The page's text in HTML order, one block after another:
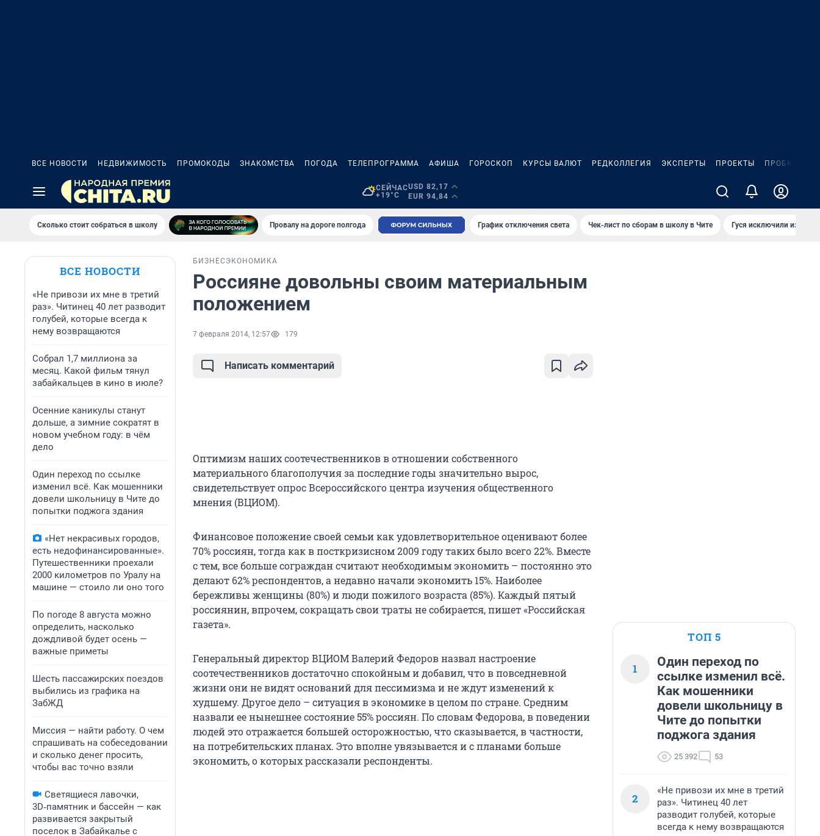
ВСЕ НОВОСТИ НЕДВИЖИМОСТЬ ПРОМОКОДЫ ЗНАКОМСТВА ПОГОДА ТЕЛЕПРОГРАММА АФИША ГОРОСКОП КУРСЫ ВАЛЮТ РЕДКОЛЛЕГИЯ ЭКСПЕРТЫ ПРОЕКТЫ ПРОБКИ
СЕЙЧАС
+19°C
USD 82,17
EUR 94,84
Сколько стоит собраться в школу Провалу на дороге полгода График отключения света Чек-лист по сборам в школу в Чите Гуся исключили из
ВСЕ НОВОСТИ
«Не привози их мне в третий
раз». Читинец 40 лет разводит
голубей, которые всегда к
нему возвращаются
Собрал 1,7 миллиона за
месяц. Какой фильм тянул
забайкальцев в кино в июле?
Осенние каникулы станут
дольше, а зимние сократят в
новом учебном году: в чём
дело
Один переход по ссылке
изменил всё. Как мошенники
довели школьницу в Чите до
попытки поджога здания
«Нет некрасивых городов,
есть недофинансированные».
Путешественники проехали
2000 километров по Уралу на
машине — стоило ли оно того
По погоде 8 августа можно
определить, насколько
дождливой будет осень —
важные приметы
Шесть пассажирских поездов
выбились из графика на
ЗабЖД
Миссия — найти работу. О чем
спрашивать на собеседовании
и сколько денег просить,
чтобы вас точно взяли
Светящиеся лавочки,
3D‑памятник и бассейн — как
развивается закрытый
поселок в Забайкалье с
БИЗНЕС ЭКОНОМИКА
Россияне довольны своим материальным
положением
7 февраля 2014, 12:57 179
Написать комментарий
Оптимизм наших соотечественников в отношении собственного
материального благополучия за последние годы значительно вырос,
свидетельствует опрос Всероссийского центра изучения общественного
мнения (ВЦИОМ).
Финансовое положение своей семьи как удовлетворительное оценивают более
70% россиян, тогда как в посткризисном 2009 году таких было всего 22%. Вместе
с тем, все больше сограждан считают необходимым экономить – постоянно это
делают 62% респондентов, а недавно начали экономить 15%. Наиболее
бережливы женщины (80%) и люди пожилого возраста (85%). Каждый пятый
россиянин, впрочем, сокращать свои траты не собирается, пишет «Российская
газета».
Генеральный директор ВЦИОМ Валерий Федоров назвал настроение
соотечественников достаточно спокойным и добавил, что в повседневной
жизни они не видят оснований для пессимизма и не ждут изменений к
худшему. Другое дело – ситуация в экономике в целом по стране. Средним
назвали ее нынешнее состояние 55% россиян. По словам Федорова, в поведении
людей это отражается большей осторожностью, что сказывается, в частности,
на потребительских планах. Это вполне увязывается и с планами больше
экономить, о которых рассказали респонденты.
ТОП 5
1
Один переход по
ссылке изменил всё.
Как мошенники
довели школьницу в
Чите до попытки
поджога здания
25 392 53
2
«Не привози их мне в третий
раз». Читинец 40 лет
разводит голубей, которые
всегда к нему возвращаются